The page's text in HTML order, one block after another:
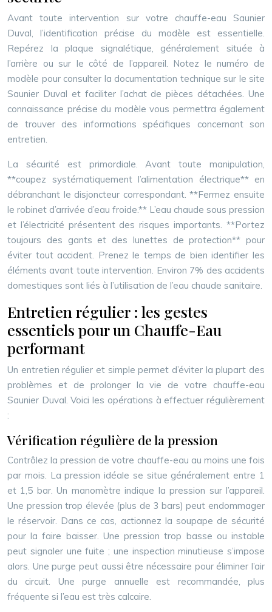
Avant toute intervention sur votre chauffe-eau Saunier
Duval, l’identification précise du modèle est essentielle.
Repérez la plaque signalétique, généralement située à
l’arrière ou sur le côté de l’appareil. Notez le numéro de
modèle pour consulter la documentation technique sur le site
Saunier Duval et faciliter l’achat de pièces détachées. Une
connaissance précise du modèle vous permettra également
de trouver des informations spécifiques concernant son
entretien.
La sécurité est primordiale. Avant toute manipulation,
**coupez systématiquement l’alimentation électrique** en
débranchant le disjoncteur correspondant. **Fermez ensuite
le robinet d’arrivée d’eau froide.** L’eau chaude sous pression
et l’électricité présentent des risques importants. **Portez
toujours des gants et des lunettes de protection** pour
éviter tout accident. Prenez le temps de bien identifier les
éléments avant toute intervention. Environ 7% des accidents
domestiques sont liés à l’utilisation de l’eau chaude sanitaire.
Entretien régulier : les gestes
essentiels pour un Chauffe-Eau
performant
Un entretien régulier et simple permet d’éviter la plupart des
problèmes et de prolonger la vie de votre chauffe-eau
Saunier Duval. Voici les opérations à effectuer régulièrement
:
Vérification régulière de la pression
Contrôlez la pression de votre chauffe-eau au moins une fois
par mois. La pression idéale se situe généralement entre 1
et 1,5 bar. Un manomètre indique la pression sur l’appareil.
Une pression trop élevée (plus de 3 bars) peut endommager
le réservoir. Dans ce cas, actionnez la soupape de sécurité
pour la faire baisser. Une pression trop basse ou instable
peut signaler une fuite ; une inspection minutieuse s’impose
alors. Une purge peut aussi être nécessaire pour éliminer l’air
du circuit. Une purge annuelle est recommandée, plus
fréquente si l’eau est très calcaire.